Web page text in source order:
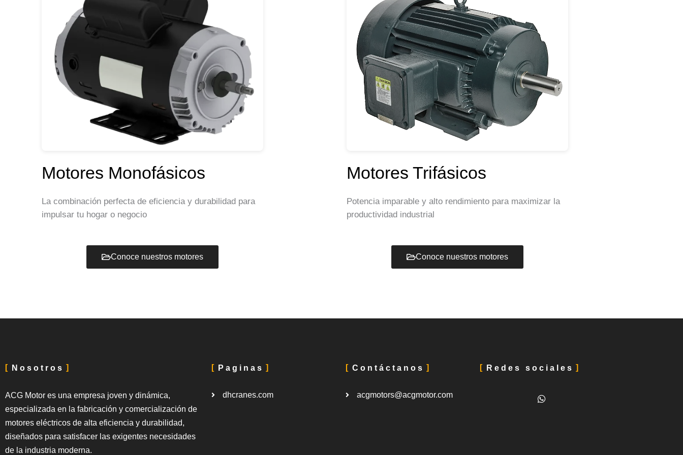
Motores Monofásicos
La combinación perfecta de eficiencia y durabilidad para
impulsar tu hogar o negocio
Conoce nuestros motores
Motores Trifásicos
Potencia imparable y alto rendimiento para maximizar la
productividad industrial
Conoce nuestros motores
Nosotros
ACG Motor es una empresa joven y dinámica,
especializada en la fabricación y comercialización de
motores eléctricos de alta eficiencia y durabilidad,
diseñados para satisfacer las exigentes necesidades
de la industria moderna.
Paginas
dhcranes.com
Contáctanos
acgmotors@acgmotor.com
Redes sociales
W
h